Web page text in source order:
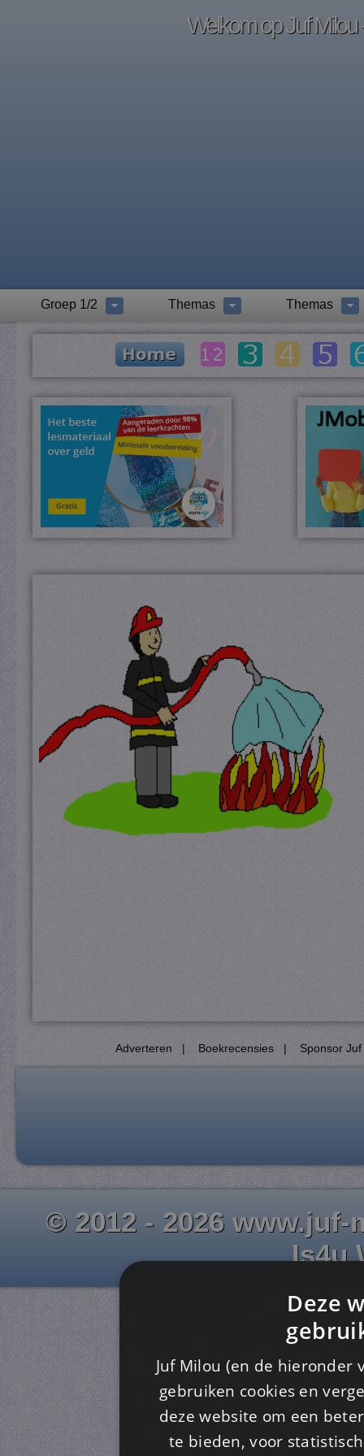
Welkom op Juf Milou
Groep 1/2 Themas Themas
Adverteren | Boekrecensies| Sponsor
© 2012 - 2026
Is4u
Deze
Juf Milou (en de
gebruiken cookies en
deze website om een
te bieden, voor